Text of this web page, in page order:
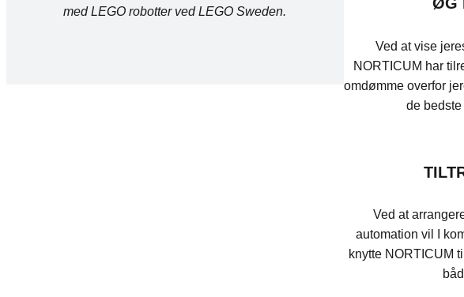
med LEGO robotter ved LEGO Sweden.
Ved at vise
NORTICUM har
omdømme overfor
de
Ved at
automation vil I
knytte NORTICUM